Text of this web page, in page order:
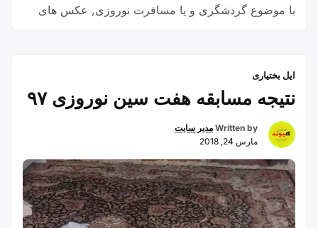
با موضوع گردشگری و یا مسافرت نوروزی, عکس های
ایل بختیاری
نتیجه مسابقه هفت سین نوروزی ۹۷
Written by مدیر سایت
مارس 24, 2018